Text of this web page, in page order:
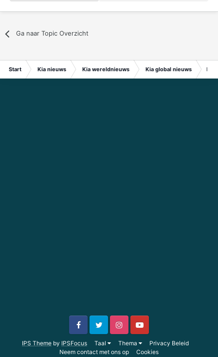
Ga naar Topic Overzicht
Start Kia nieuws Kia wereldnieuws Kia global nieuws
IPS Theme by IPSFocus Taal Thema
Privacy Beleid
Neem contact met ons op
Cookies